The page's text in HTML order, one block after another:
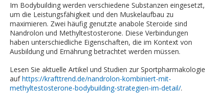
Im Bodybuilding werden verschiedene Substanzen eingesetzt,
um die Leistungsfähigkeit und den Muskelaufbau zu
maximieren. Zwei häufig genutzte anabole Steroide sind
Nandrolon und Methyltestosterone. Diese Verbindungen
haben unterschiedliche Eigenschaften, die im Kontext von
Ausbildung und Ernährung betrachtet werden müssen.
Lesen Sie aktuelle Artikel und Studien zur Sportpharmakologie
aufhttps://krafttrend.de/nandrolon-kombiniert-mit-
methyltestosterone-bodybuilding-strategien-im-detail/.